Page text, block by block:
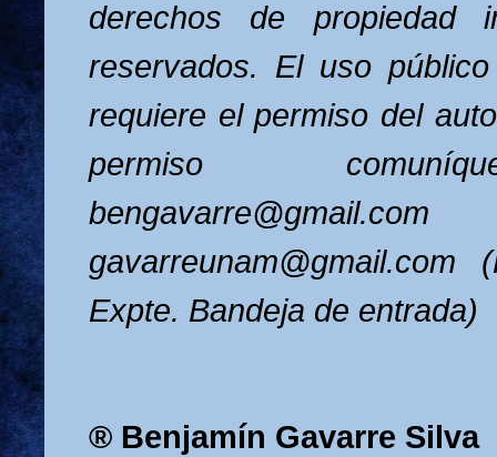
derechos de propiedad
reservados. El uso
requiere el permiso del
permiso
Expte. Bandeja de entrada)
® Benjamín Gavarre Silva